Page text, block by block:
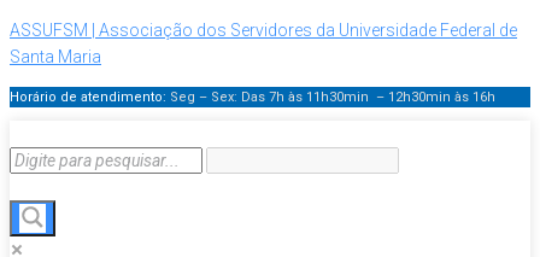
ASSUFSM | Associação dos Servidores da Universidade Federal de
Santa Maria
Horário de atendimento: Seg – Sex: Das 7h às 11h30min – 12h30min às 16h